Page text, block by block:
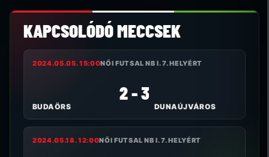
KAPCSOLÓDÓ MECCSEK
2024.05.05. 15:00NŐI FUTSAL NB I. 7. HELYÉRT
BUDAÖRS
2 - 3
DUNAÚJVÁROS
2024.05.18. 12:00NŐI FUTSAL NB I. 7. HELYÉRT